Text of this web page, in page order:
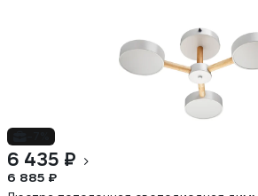
6 435 ₽
6 885 ₽